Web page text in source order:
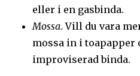
eller i en gasbinda.
Mossa. Vill du vara
mossa in i
improviserad binda.